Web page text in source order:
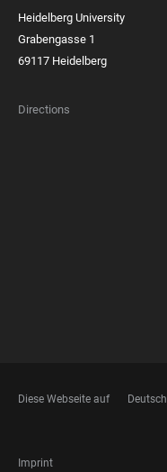
Heidelberg University
Grabengasse 1
69117 Heidelberg
Directions
Diese Webseite auf Deutsch
FOOTER
Imprint